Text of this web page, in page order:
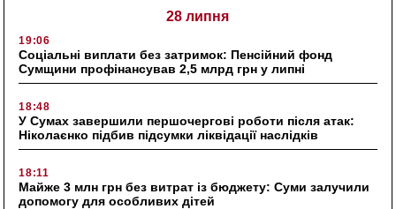
28 липня
19:06
Соціальні виплати без затримок: Пенсійний фонд
Сумщини профінансував 2,5 млрд грн у липні
18:48
У Сумах завершили першочергові роботи після атак:
Ніколаєнко підбив підсумки ліквідації наслідків
18:11
Майже 3 млн грн без витрат із бюджету: Суми залучили
допомогу для особливих дітей